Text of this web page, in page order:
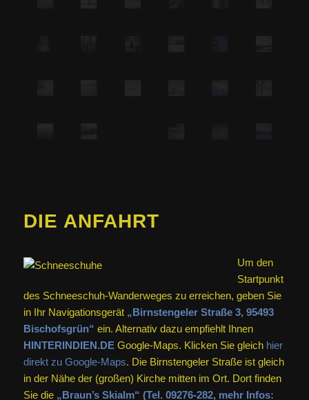
DIE ANFAHRT
Um den
Startpunkt
des Schneeschuh-Wanderweges zu erreichen, geben Sie
in Ihr Navigationsgerät „Birnstengeler Straße 3, 95493
Bischofsgrün“ ein. Alternativ dazu empfiehlt Ihnen
HINTERINDIEN.DEGoogle-Maps. Klicken Sie gleich hier
direkt zu Google-Maps. Die Birnstengeler Straße ist gleich
in der Nähe der (großen) Kirche mitten im Ort. Dort finden
Sie die „Braun’s Skialm“ (Tel. 09276-282, mehr Infos: